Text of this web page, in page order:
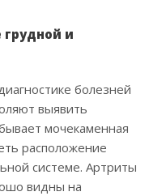
грудной и
болезней
выявить
мочекаменная
расположение
системе. Артриты
видны на